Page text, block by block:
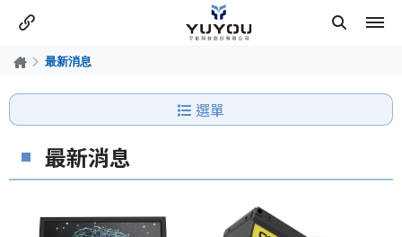
最新消息
選單
最新消息